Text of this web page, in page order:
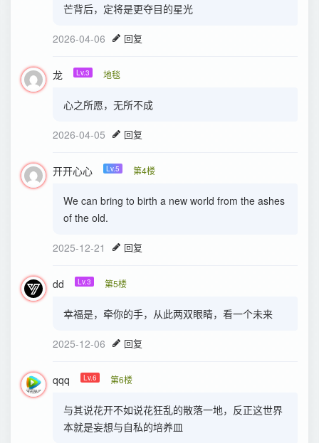
芒背后，定将是更夺目的星光
2026-04-06 回复
龙 Lv.3 地毯
心之所愿，无所不成
2026-04-05 回复
开开心心 Lv.5 第4楼
We can bring to birth a new world from the ashes
of the old.
2025-12-21 回复
dd Lv.3 第5楼
幸福是，牵你的手，从此两双眼睛，看一个未来
2025-12-06 回复
qqq Lv.6 第6楼
与其说花开不如说花狂乱的散落一地，反正这世界
本就是妄想与自私的培养皿